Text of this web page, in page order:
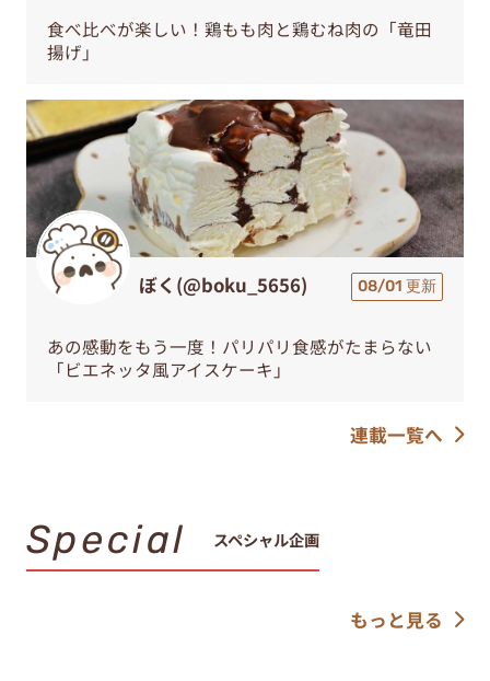
食べ比べが楽しい！鶏もも肉と鶏むね肉の「竜田
揚げ」
ぼく(@boku_5656) 08/01 更新
あの感動をもう一度！パリパリ食感がたまらない
「ビエネッタ風アイスケーキ」
連載一覧へ
Special スペシャル企画
もっと見る